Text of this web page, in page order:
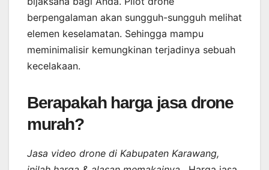
berpengalaman akan sungguh-sungguh melihat
elemen keselamatan. Sehingga mampu
meminimalisir kemungkinan terjadinya sebuah
kecelakaan.
Berapakah harga jasa drone
murah?
Jasa video drone di Kabupaten Karawang,